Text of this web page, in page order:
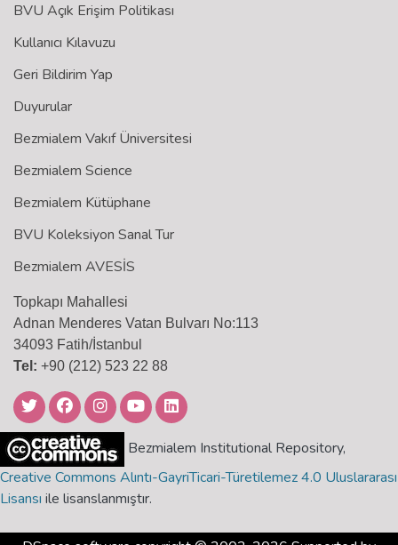
BVU Açık Erişim Politikası
Kullanıcı Kılavuzu
Geri Bildirim Yap
Duyurular
Bezmialem Vakıf Üniversitesi
Bezmialem Science
Bezmialem Kütüphane
BVU Koleksiyon Sanal Tur
Bezmialem AVESİS
Topkapı Mahallesi
Adnan Menderes Vatan Bulvarı No:113
34093 Fatih/İstanbul
Tel: +90 (212) 523 22 88
Bezmialem Institutional Repository,
Creative Commons Alıntı-GayriTicari-Türetilemez 4.0 Uluslararası
Lisansı ile lisanslanmıştır.